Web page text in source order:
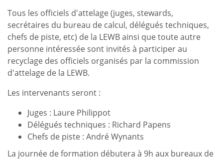
Tous les officiels d'attelage (juges, stewards,
secrétaires du bureau de calcul, délégués techniques,
chefs de piste, etc) de la LEWB ainsi que toute autre
personne intéressée sont invités à participer au
recyclage des officiels organisés par la commission
d'attelage de la LEWB.
Les intervenants seront :
Juges : Laure Philippot
Délégués techniques : Richard Papens
Chefs de piste : André Wynants
La journée de formation débutera à 9h aux bureaux de